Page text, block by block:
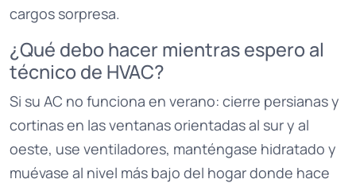
cargos sorpresa.
¿Qué debo hacer mientras espero al
técnico de HVAC?
Si su AC no funciona en verano: cierre persianas y
cortinas en las ventanas orientadas al sur y al
oeste, use ventiladores, manténgase hidratado y
muévase al nivel más bajo del hogar donde hace